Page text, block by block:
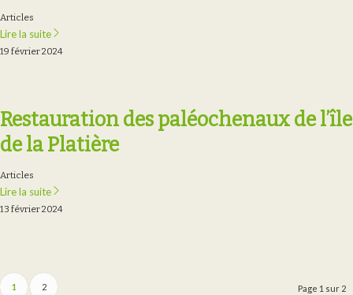
Articles
Lire la suite
19 février 2024
Restauration des paléochenaux de l’île
de la Platière
Articles
Lire la suite
13 février 2024
Page 1 sur 2
1 2